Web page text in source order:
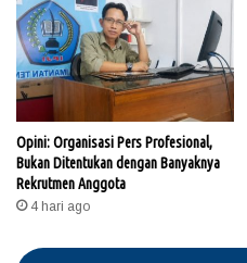
Opini: Organisasi Pers Profesional,
Bukan Ditentukan dengan Banyaknya
Rekrutmen Anggota
4 hari ago